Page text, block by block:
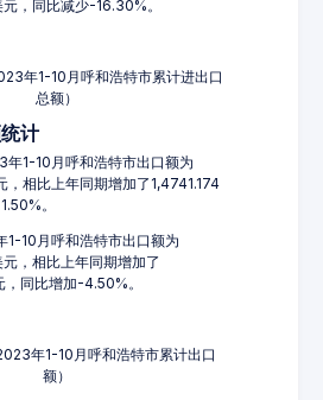
，同比减少-16.30%。
年1-10月呼和浩特市累计进出口
总额）
计
年1-10月呼和浩特市出口额为
相比上年同期增加了1,4741.174
。
1-10月呼和浩特市出口额为
，相比上年同期增加了
同比增加-4.50%。
年1-10月呼和浩特市累计出口
额）